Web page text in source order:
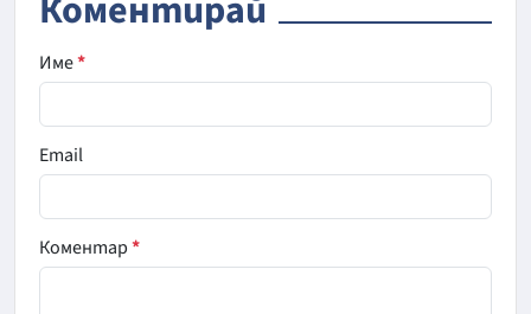
Име*
Email
Коментар*